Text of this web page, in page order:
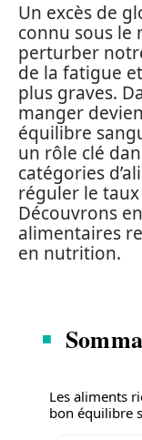
Un excès de
connu sous le
perturber
de la fatigue
plus graves.
manger
équilibre
un rôle clé
catégories
réguler le
Découvrons
alimentaires
en nutrition.
Les aliments
bon équilibre